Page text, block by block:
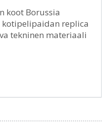
koot Borussia
replica
tekninen materiaali